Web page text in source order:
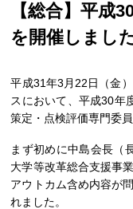
【総合】平成
を開催しまし
平成31年3月22日（金
スにおいて、平成30年
策定・点検評価専門委
まず初めに中島会長（
大学等改革総合支援事
アウトカム含め内容が
れました。